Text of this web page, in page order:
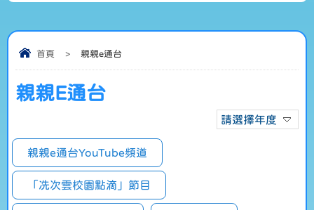
首頁 > 親親e通台
親親E通台
請選擇年度
親親e通台YouTube頻道
「冼次雲校園點滴」節目